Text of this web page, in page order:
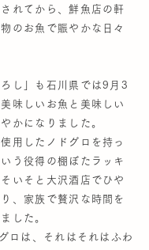
れてから、鮮魚店の軒
のお魚で賑やかな日々
し」も石川県では9月3
味しいお魚と美味しい
かになりました。
用したノドグロを持っ
う役得の棚ぼたラッキ
いそと大沢酒店でひや
、家族で贅沢な時間を
した。
ロは、それはそれはふわ